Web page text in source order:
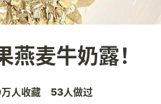
麦牛奶露！
人收藏 53人做过